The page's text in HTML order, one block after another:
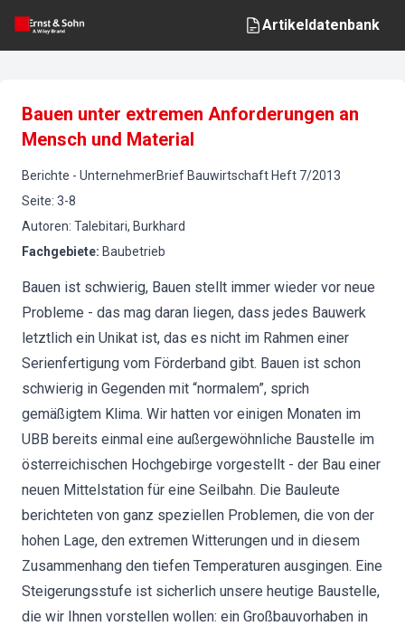
Artikeldatenbank
Bauen unter extremen Anforderungen an
Mensch und Material
Berichte - UnternehmerBrief Bauwirtschaft Heft 7/2013
Seite: 3-8
Autoren: Talebitari, Burkhard
Fachgebiete: Baubetrieb
Bauen ist schwierig, Bauen stellt immer wieder vor neue
Probleme - das mag daran liegen, dass jedes Bauwerk
letztlich ein Unikat ist, das es nicht im Rahmen einer
Serienfertigung vom Förderband gibt. Bauen ist schon
schwierig in Gegenden mit “normalem”, sprich
gemäßigtem Klima. Wir hatten vor einigen Monaten im
UBB bereits einmal eine außergewöhnliche Baustelle im
österreichischen Hochgebirge vorgestellt - der Bau einer
neuen Mittelstation für eine Seilbahn. Die Bauleute
berichteten von ganz speziellen Problemen, die von der
hohen Lage, den extremen Witterungen und in diesem
Zusammenhang den tiefen Temperaturen ausgingen. Eine
Steigerungsstufe ist sicherlich unsere heutige Baustelle,
die wir Ihnen vorstellen wollen: ein Großbauvorhaben in